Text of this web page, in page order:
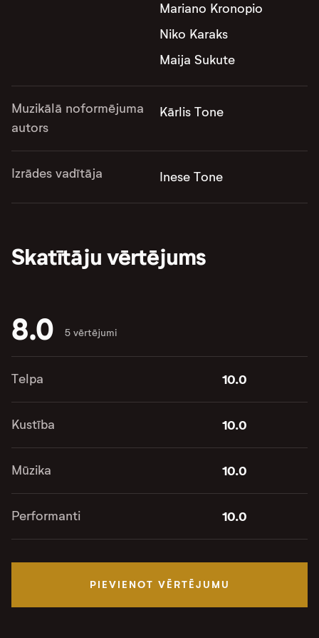
Mariano Kronopio
Niko Karaks
Maija Sukute
Muzikālā noformējuma
autors
Kārlis Tone
Izrādes vadītāja Inese Tone
Skatītāju vērtējums
8.0 5 vērtējumi
Telpa 10.0
Kustība 10.0
Mūzika 10.0
Performanti 10.0
PIEVIENOT VĒRTĒJUMU